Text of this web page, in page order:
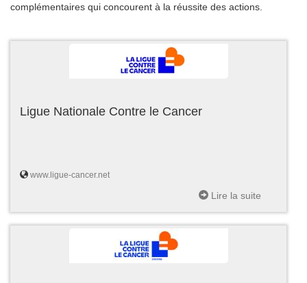
complémentaires qui concourent à la réussite des actions.
Ligue Nationale Contre le Cancer
www.ligue-cancer.net
Lire la suite